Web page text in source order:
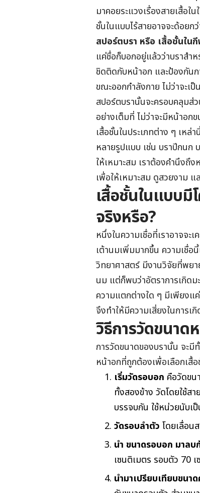
มาคอยระแวงเรื่องสายเสื้อใ
ชั้นในแบบไร้สายอาจจะด้อย
สปอร์ตบรา หรือ เสื้อชั้นใน
แค่ชื่อก็บอกอยู่แล้วว่าบราสำ
ชิดติดกับหน้าอก และป้องกันก
ขณะออกกำลังกาย ไม่ว่าจะเ
สปอร์ตบรานั้นจะครอบคลุมส่
อย่างเต็มที่ ไม่ว่าจะมีหน้าอก
เสื้อชั้นในประเภทต่าง ๆ เห
หลายรูปแบบ เช่น บราปีกนก
ให้เหมาะสม เราต้องคำนึงถึ
เพื่อให้เหมาะสม ดูสวยงาม
เสื้อชั้นในแบบมี
จริงหรือ?
หนึ่งในความเชื่อที่เราอาจจะ
เต้านมเพิ่มมากขึ้น ความเชื่
วิทยาศาสตร์ มีงานวิจัยที่พยาย
นม แต่ก็พบว่าอัตราการเกิดม
ความแตกต่างใด ๆ มีเพียง
จึงทำให้มีความเสี่ยงในการ
วิธีการวัดขนา
การวัดขนาดของบรานั้น จะมี
หน้าอกที่ถูกต้องเพื่อเลือกเสื้
เริ่มวัดรอบอก คือวัดข
ทั้งสองข้าง วัดโดยใช้
บรรจบกัน ใช้หน่วยนับเ
วัดรอบลำตัว โดยเลื่อน
นำ ขนาดรอบอก มาลบ
เซนติเมตร รอบตัว 70
นำมาเปรียบเทียบขนา